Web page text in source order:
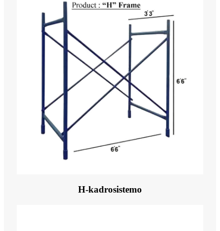
H-kadrosistemo